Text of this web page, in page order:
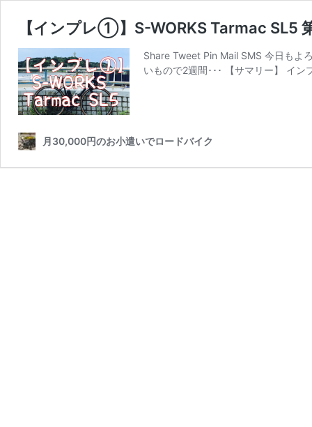
【インプレ①】S-WORKS Tarmac SL5
Share Tweet Pin Mail SMS 今日
いもので2週間･･･ 【サマリー】 イ
月30,000円のお小遣いでロードバイク